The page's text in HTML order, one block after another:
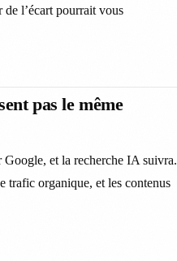
de l’écart pourrait vous
pas le même
Google, et la recherche IA suivra.
trafic organique, et les contenus